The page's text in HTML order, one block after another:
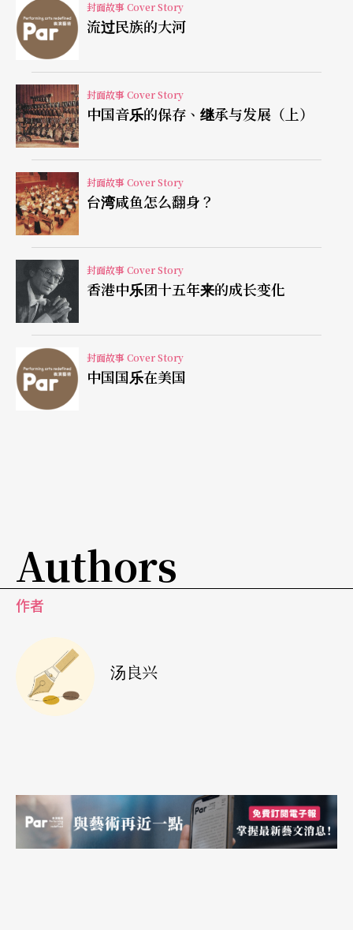
生（琵琶浦东派传人）、南笛王陆春龄先生、赵松
廷先生，他们至今还活跃在大陆和世界的舞台上。
林石城先生近些年写了好几本琵琶曲集和训练书
集。如《养正轩琵琶谱》、《琵琶十三课》等经典
著作。陆春龄先生出了《笛子吹奏法》、《笛子曲
集》等书，而且还与马圣龙先生、周皓先生（二
胡）、周惠先生（扬琴）合作灌录了江南丝竹八大
曲的CD。赵松廷先生不仅到处讲学演奏，而且还教
出了如詹永明这种水准的笛子演奏家。他们的日程
比年轻人还紧张。劲头绝不比年轻人差呢。我祝愿
他们健康长乐。
一九八七年与一九九二年在沪隆重举办了全国江南
丝竹的比赛。第一届的第一名让北京的中央音乐学
院师生队夺得，上海丢了面子。那次陆春龄先生与
是那么贴切、平实、悦耳，心里舒服极了。但大会
一开始，似乎又让我从甜梦中醒来。因为主持人在
一一介绍领导和给钱单位的代表，而十多位国乐大
使人不平。
十年里，北京成立了琵琶全国学会，林石城先生任
还评出了一、二、三级琵琶演奏员。交流活动十分
活跃。上海的古琴社由龚一任社长，每个月活动
一、二次，几个月举办一次琴会友活动，都凭业余
封面故事 Cover Story
流过民族的大河
封面故事 Cover Story
中国音乐的保存、继承与发展（上）
封面故事 Cover Story
台湾咸鱼怎么翻身？
封面故事 Cover Story
香港中乐团十五年来的成长变化
封面故事 Cover Story
中国国乐在美国
Authors
作者
汤良兴